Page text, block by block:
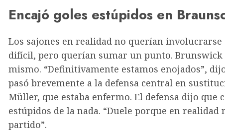
Encajó goles estúpidos en
Los sajones en realidad no querían
difícil, pero querían sumar un punto. Brunswick
mismo. “Definitivamente estamos enojados”,
pasó brevemente a la defensa central en
Müller, que estaba enfermo. El defensa dijo que
estúpidos de la nada. “Duele porque en
partido”.